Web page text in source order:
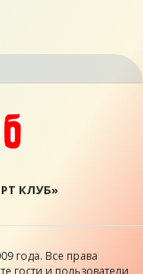
КЛУБ»
года. Все права
гости и пользователи